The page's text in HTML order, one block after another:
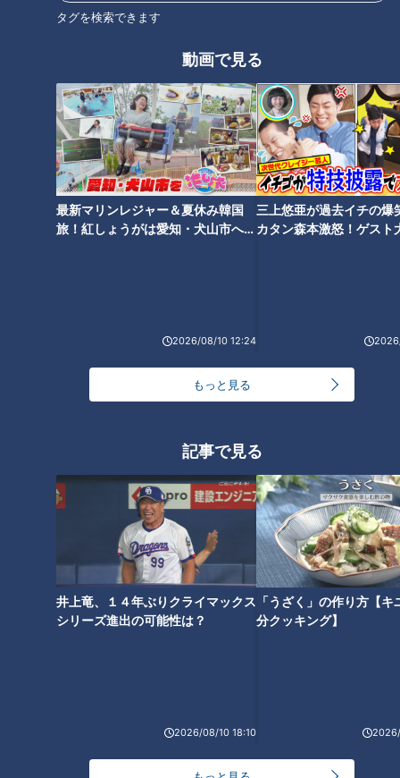
タグを検索できます
動画で見る
最新マリンレジャー＆夏休み韓国
旅！紅しょうがは愛知・犬山市へ
2026/08/10 12:24
三上悠亜が過去イチの爆
カタン森本激怒！ゲスト
もっと見る
記事で見る
井上竜、１４年ぶりクライマックス
シリーズ進出の可能性は？
2026/08/10 18:10
「うざく」の作り方【キ
分クッキング】
多い国は、まずアメリカ。30人全員です。次いで29人のメジ
アトランタ・ブレーブスのロナルド・アクーニャJr.選手。カ
ンザスシティ・ロイヤルズのマイケル・ガルシア選手。サンフ
ランシスコ・ジャイアンツのルイス・アラエス選手などメジャ
ーのスター選手が多数。
大会屈指の攻撃力を誇る強豪チームです。メジャーリーグは
100マイル、160キロを投げる投手は、先発、中継ぎを含めて
今だから言えるけど
吉見「なので、日本のピッチャーがダメではないんですが、向
こうからしたら遅いボールの雰囲気で簡単に捉える。レベルが
違うと思いました。本当にパワーだと思いました」
準々決勝はベネズエラと決まる前から、先発は山本由伸投手、
球数は65球と決まっていたそうです。
結果は69球。4回2失点でした。
バッターなので、1打席目は絶対抑えようとミーティングをし